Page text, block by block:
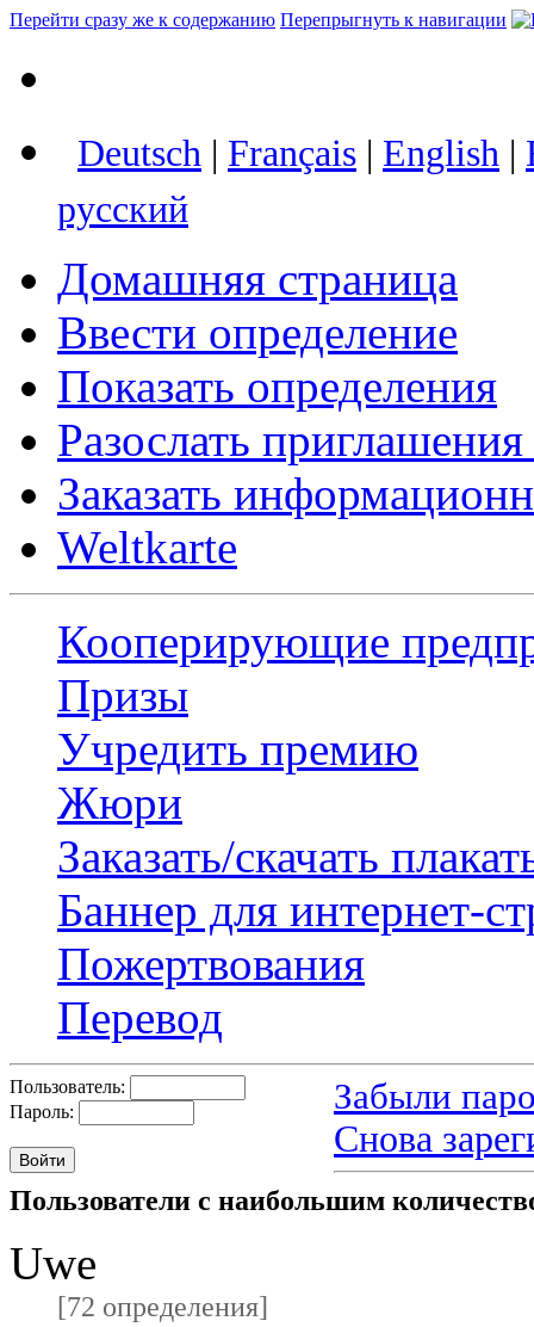
Перейти сразу же к содержанию Перепрыгнуть к навигации
Deutsch | Français | English |
русский
Домашняя страница
Ввести определение
Показать определения
Разослать
Заказать
Weltkarte
Кооперирующие
Призы
Учредить премию
Жюри
Заказать/скачать
Баннер для интернет-
Пожертвования
Перевод
Пользователь:
Пароль:
Забыли
Снова
Пользователи с наибольшим
Uwe
[72 определения]